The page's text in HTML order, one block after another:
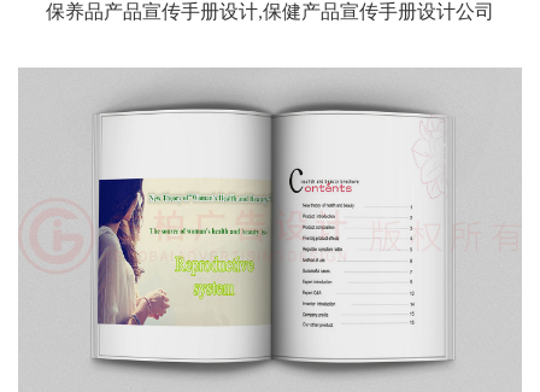
保养品产品宣传手册设计,保健产品宣传手册设计公司